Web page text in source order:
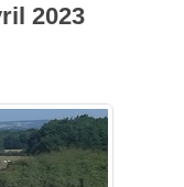
2023